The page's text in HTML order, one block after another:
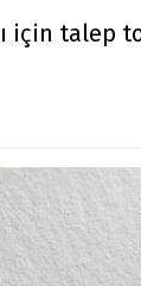
için talep